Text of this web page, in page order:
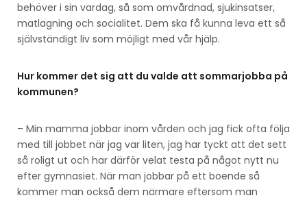
behöver i sin vardag, så som omvårdnad, sjukinsatser,
matlagning och socialitet. Dem ska få kunna leva ett så
självständigt liv som möjligt med vår hjälp.
Hur kommer det sig att du valde att sommarjobba på
kommunen?
– Min mamma jobbar inom vården och jag fick ofta följa
med till jobbet när jag var liten, jag har tyckt att det sett
så roligt ut och har därför velat testa på något nytt nu
efter gymnasiet. När man jobbar på ett boende så
kommer man också dem närmare eftersom man